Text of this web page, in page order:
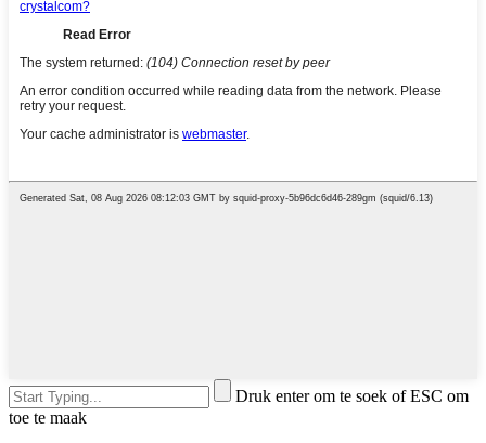
Druk enter om te soek of ESC om
toe te maak